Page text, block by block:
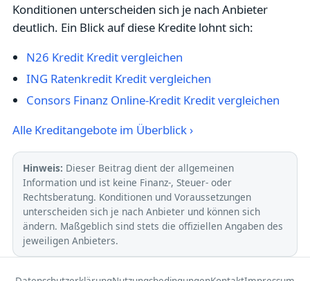
Konditionen unterscheiden sich je nach Anbieter
deutlich. Ein Blick auf diese Kredite lohnt sich:
N26 Kredit Kredit vergleichen
ING Ratenkredit Kredit vergleichen
Consors Finanz Online-Kredit Kredit vergleichen
Alle Kreditangebote im Überblick ›
Hinweis: Dieser Beitrag dient der allgemeinen
Information und ist keine Finanz-, Steuer- oder
Rechtsberatung. Konditionen und Voraussetzungen
unterscheiden sich je nach Anbieter und können sich
ändern. Maßgeblich sind stets die offiziellen Angaben des
jeweiligen Anbieters.